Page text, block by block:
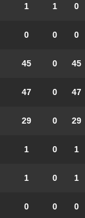
0
1
1
0
0
0
45
0
45
47
0
47
29
0
29
1
0
1
1
0
1
0
0
0